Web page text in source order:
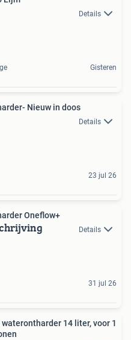
Details
Gisteren
Nieuw in doos
Details
23 jul 26
Oneflow+
Details
31 jul 26
14 liter, voor 1